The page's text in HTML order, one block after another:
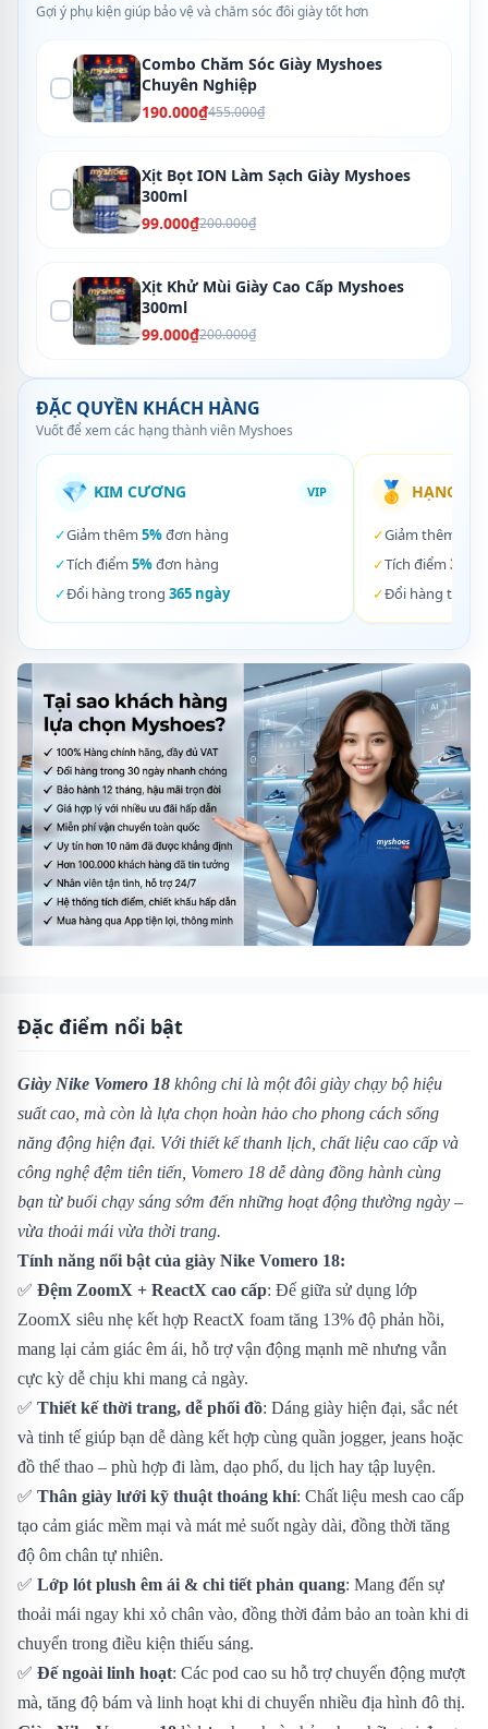
Gợi ý phụ kiện giúp bảo vệ và chăm sóc đôi giày tốt hơn
Combo Chăm Sóc Giày Myshoes
Chuyên Nghiệp
190.000₫455.000₫
Xịt Bọt ION Làm Sạch Giày Myshoes
300ml
99.000₫200.000₫
Xịt Khử Mùi Giày Cao Cấp Myshoes
300ml
99.000₫200.000₫
ĐẶC QUYỀN KHÁCH HÀNG
Vuốt để xem các hạng thành viên Myshoes
💎 KIM CƯƠNG VIP
✓Giảm thêm 5%đơn hàng
✓Tích điểm 5%đơn hàng
✓Đổi hàng trong 365 ngày
🥇 HẠNG
✓Giảm thêm
✓Tích điểm 3%
✓Đổi hàng trong
Đặc điểm nổi bật
Giày Nike Vomero 18 không chỉ là một đôi giày chạy bộ hiệu
suất cao, mà còn là lựa chọn hoàn hảo cho phong cách sống
năng động hiện đại. Với thiết kế thanh lịch, chất liệu cao cấp và
công nghệ đệm tiên tiến, Vomero 18 dễ dàng đồng hành cùng
bạn từ buổi chạy sáng sớm đến những hoạt động thường ngày –
vừa thoải mái vừa thời trang.
Tính năng nổi bật của giày Nike Vomero 18:
✅ Đệm ZoomX + ReactX cao cấp: Đế giữa sử dụng lớp
ZoomX siêu nhẹ kết hợp ReactX foam tăng 13% độ phản hồi,
mang lại cảm giác êm ái, hỗ trợ vận động mạnh mẽ nhưng vẫn
cực kỳ dễ chịu khi mang cả ngày.
✅ Thiết kế thời trang, dễ phối đồ: Dáng giày hiện đại, sắc nét
và tinh tế giúp bạn dễ dàng kết hợp cùng quần jogger, jeans hoặc
đồ thể thao – phù hợp đi làm, dạo phố, du lịch hay tập luyện.
✅ Thân giày lưới kỹ thuật thoáng khí: Chất liệu mesh cao cấp
tạo cảm giác mềm mại và mát mẻ suốt ngày dài, đồng thời tăng
độ ôm chân tự nhiên.
✅ Lớp lót plush êm ái & chi tiết phản quang: Mang đến sự
thoải mái ngay khi xỏ chân vào, đồng thời đảm bảo an toàn khi di
chuyển trong điều kiện thiếu sáng.
✅ Đế ngoài linh hoạt: Các pod cao su hỗ trợ chuyển động mượt
mà, tăng độ bám và linh hoạt khi di chuyển nhiều địa hình đô thị.